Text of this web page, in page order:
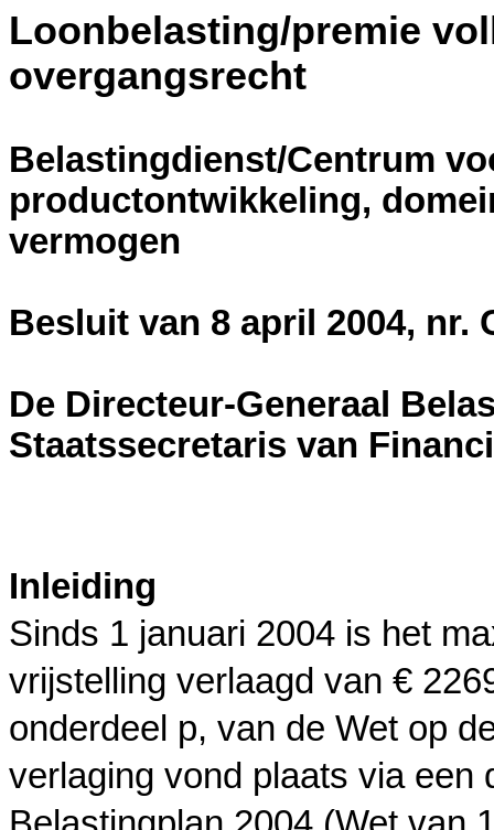
Loonbelasting/premie
overgangsrecht
Belastingdienst/Centrum
productontwikkeling,
vermogen
Besluit van 8 april 2004, nr.
De Directeur-Generaal
Staatssecretaris van
Inleiding
Sinds 1 januari 2004 is het
vrijstelling verlaagd van €
onderdeel p, van de Wet op
verlaging vond plaats via een